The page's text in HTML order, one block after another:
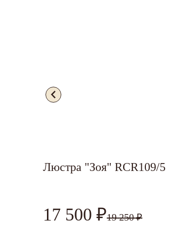
Люстра "Зоя" RCR109/5
17 500 ₽19 250 ₽